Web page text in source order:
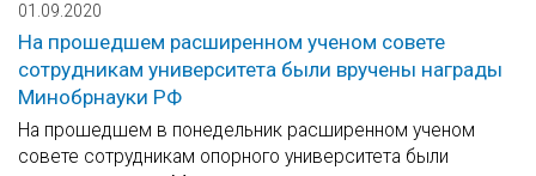
01.09.2020
На прошедшем расширенном ученом совете
сотрудникам университета были вручены награды
Минобрнауки РФ
На прошедшем в понедельник расширенном ученом
совете сотрудникам опорного университета были